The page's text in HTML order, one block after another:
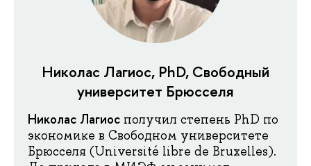
Николас Лагиос, PhD, Свободный
университет Брюсселя
Николас Лагиос получил степень PhD по
экономике в Свободном университете
Брюсселя (Université libre de Bruxelles).